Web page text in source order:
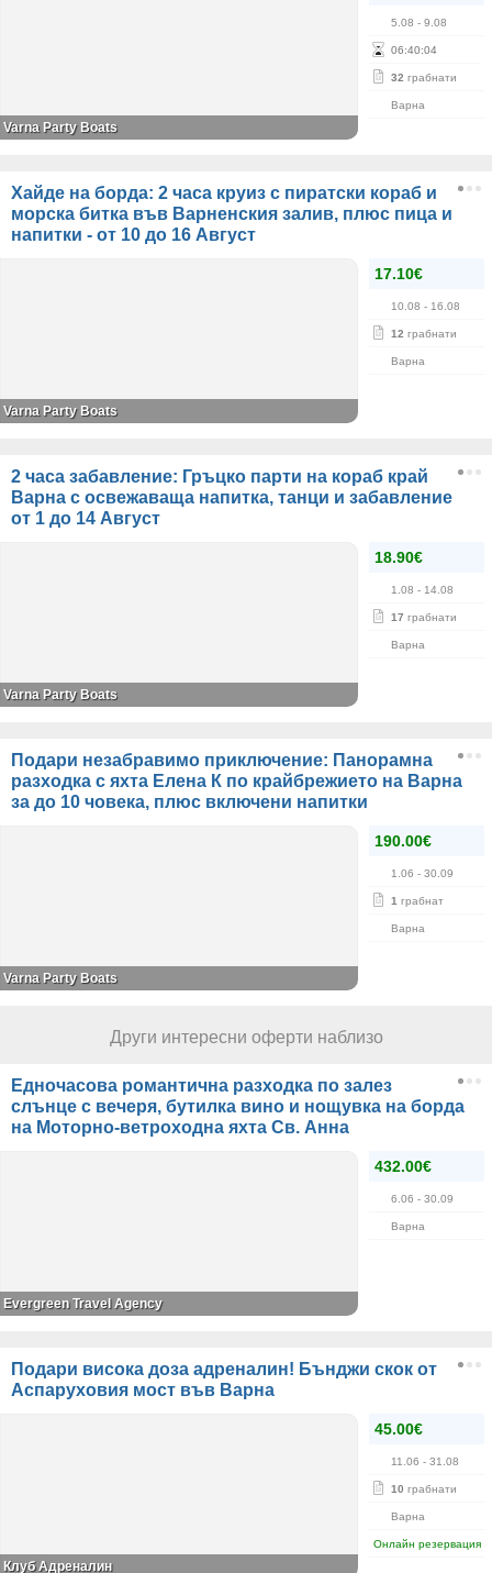
5.08 - 9.08
06:40:04
32 грабнати
Варна
Varna Party Boats
Хайде на борда: 2 часа круиз с пиратски кораб и
морска битка във Варненския залив, плюс пица и
напитки - от 10 до 16 Август
17.10€
10.08 - 16.08
12 грабнати
Варна
Varna Party Boats
2 часа забавление: Гръцко парти на кораб край
Варна с освежаваща напитка, танци и забавление
от 1 до 14 Αвгуст
18.90€
1.08 - 14.08
17 грабнати
Варна
Varna Party Boats
Подари незабравимо приключение: Панорамна
разходка с яхта Елена К по крайбрежието на Варна
за до 10 човека, плюс включени напитки
190.00€
1.06 - 30.09
1 грабнат
Варна
Varna Party Boats
Други интересни оферти наблизо
Едночасова романтична разходка по залез
слънце с вечеря, бутилка вино и нощувка на борда
на Моторно-ветроходна яхта Св. Анна
432.00€
6.06 - 30.09
Варна
Evergreen Travel Agency
Подари висока доза адреналин! Бънджи скок от
Аспаруховия мост във Варна
45.00€
11.06 - 31.08
10 грабнати
Варна
Онлайн резервация
Клуб Адреналин